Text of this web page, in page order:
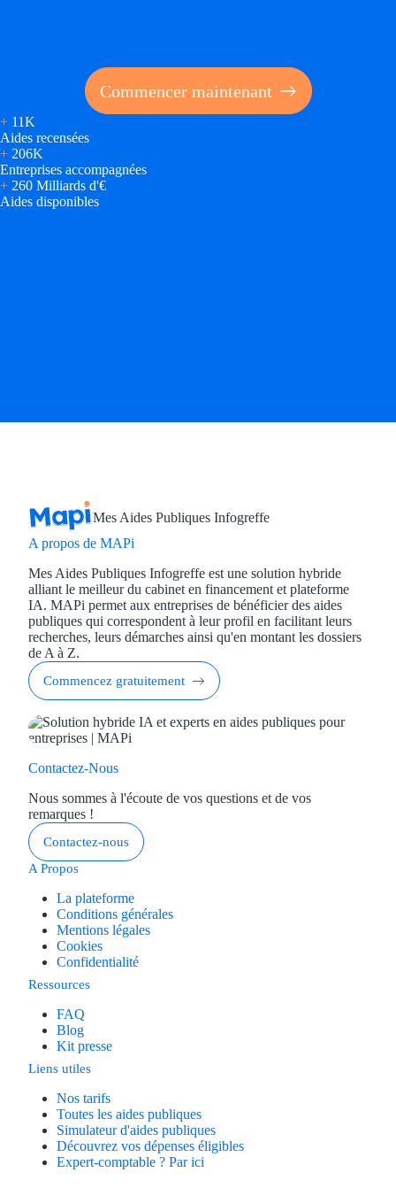
Commencer maintenant
+ 11K
Aides recensées
+ 206K
Entreprises accompagnées
+ 260 Milliards d'€
Aides disponibles
Mes Aides Publiques Infogreffe
A propos de MAPi
Mes Aides Publiques Infogreffe est une solution hybride
alliant le meilleur du cabinet en financement et plateforme
IA. MAPi permet aux entreprises de bénéficier des aides
publiques qui correspondent à leur profil en facilitant leurs
recherches, leurs démarches ainsi qu'en montant les dossiers
de A à Z.
Commencez gratuitement
Contactez-Nous
Nous sommes à l'écoute de vos questions et de vos
remarques !
Contactez-nous
A Propos
La plateforme
Conditions générales
Mentions légales
Cookies
Confidentialité
Ressources
FAQ
Blog
Kit presse
Liens utiles
Nos tarifs
Toutes les aides publiques
Simulateur d'aides publiques
Découvrez vos dépenses éligibles
Expert-comptable ? Par ici